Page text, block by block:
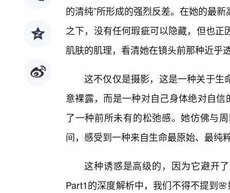
的清纯”所形成的强烈反差。在她的最
之下，没有任何瑕疵可以隐藏，但也
肌肤的肌理，看清她在镜头前那种近乎
这不仅仅是摄影，这是一种关于生
意裸露，而是一种对自己身体绝对自
了一种前所未有的松弛感。她仿佛与
间，感受到一种来自生命最原始、最纯
这种诱惑是高级的，因为它避开
Part1的深度解析中，我们不得不提到